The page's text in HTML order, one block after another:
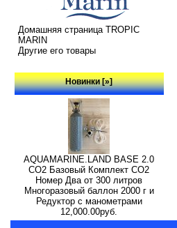
Домашняя страница TROPIC
MARIN
Другие его товары
Новинки [»]
AQUAMARINE.LAND BASE 2.0
СО2 Базовый Комплект СО2
Номер Два от 300 литров
Многоразовый баллон 2000 г и
Редуктор с манометрами
12,000.00руб.